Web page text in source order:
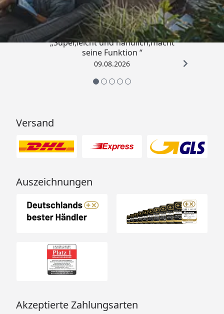
4,81/ 5
„Super,leicht und handlich,macht
seine Funktion “
09.08.2026
Versand
Auszeichnungen
Akzeptierte Zahlungsarten